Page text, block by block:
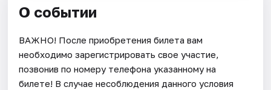
О событии
ВАЖНО! После приобретения билета вам
необходимо зарегистрировать свое участие,
позвонив по номеру телефона указанному на
билете! В случае несоблюдения данного условия